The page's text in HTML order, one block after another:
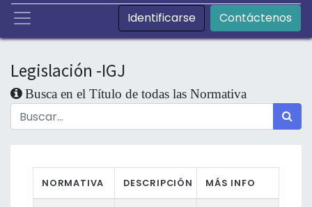
Identificarse Contáctenos
Legislación -IGJ
Busca en el Título de todas las Normativa
NORMATIVA DESCRIPCIÓN MÁS INFO